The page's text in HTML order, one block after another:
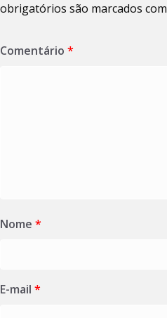
obrigatórios são marcados com
Comentário *
Nome *
E-mail *